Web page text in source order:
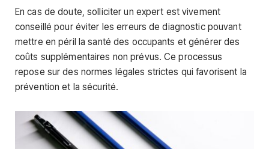
En cas de doute, solliciter un expert est vivement
conseillé pour éviter les erreurs de diagnostic pouvant
mettre en péril la santé des occupants et générer des
coûts supplémentaires non prévus. Ce processus
repose sur des normes légales strictes qui favorisent la
prévention et la sécurité.